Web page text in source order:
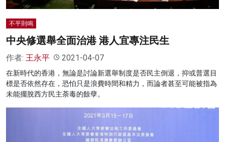
不平則鳴
中央修選舉全面治港 港人宜專注民生
作者: 王永平 2021-04-07
在新時代的香港，無論是討論新選舉制度是否民主倒退，抑或普選目
標是否依然存在，恐怕只是浪費時間和精力，而論者甚至可能被指為
未能擺脫西方民主荼毒的餘孽。